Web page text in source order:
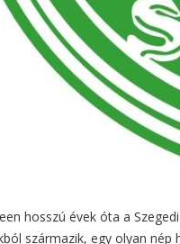
hosszú évek óta a
származik, egy olyan nép